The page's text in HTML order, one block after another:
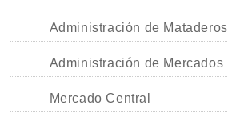
Administración de Mataderos
Administración de Mercados
Mercado Central